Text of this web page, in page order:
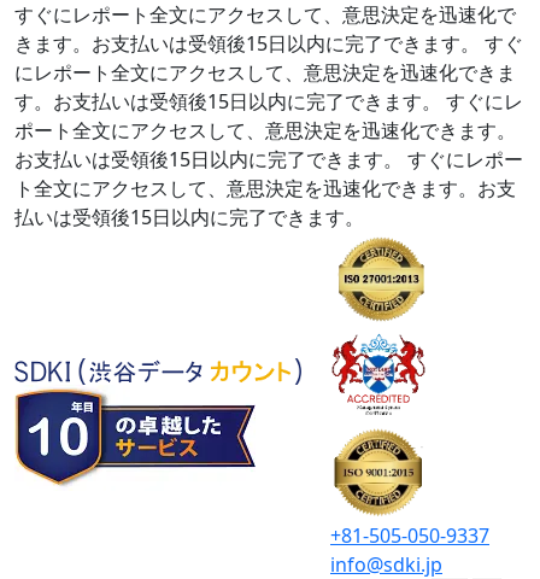
すぐにレポート全文にアクセスして、意思決定を迅速化で
きます。お支払いは受領後15日以内に完了できます。
すぐ
にレポート全文にアクセスして、意思決定を迅速化できま
す。お支払いは受領後15日以内に完了できます。
すぐにレ
ポート全文にアクセスして、意思決定を迅速化できます。
お支払いは受領後15日以内に完了できます。
すぐにレポー
ト全文にアクセスして、意思決定を迅速化できます。お支
払いは受領後15日以内に完了できます。
+81-505-050-9337
info@sdki.jp